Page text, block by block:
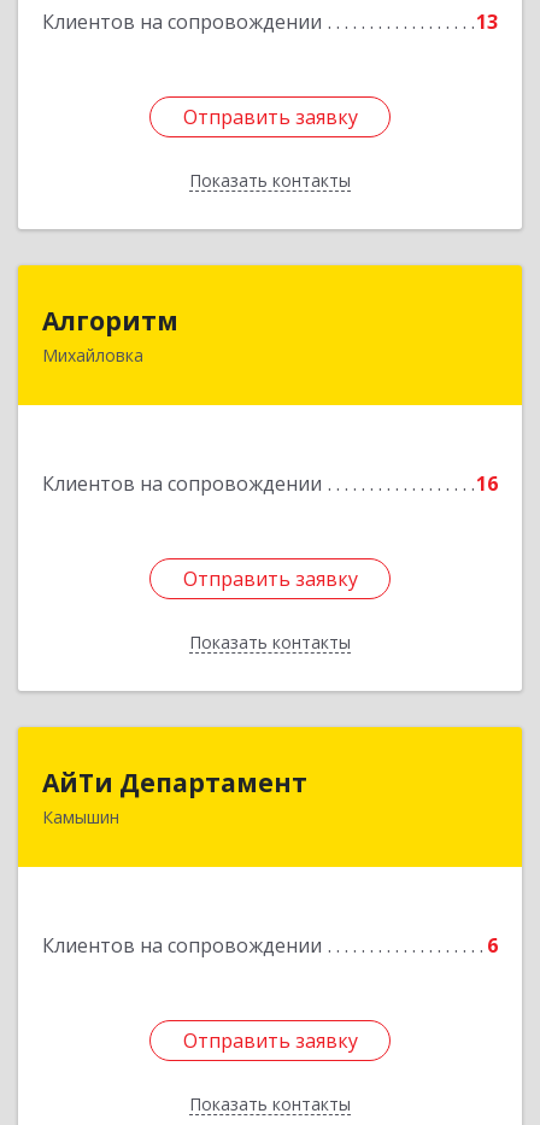
Клиентов на сопровождении 13
Отправить заявку
Показать контакты
Подробнее
Отправить заявку
Назад
Алгоритм
Михайловка
Клиентов на сопровождении 16
Отправить заявку
Показать контакты
Отправить заявку
Назад
АйТи Департамент
Камышин
Клиентов на сопровождении 6
Отправить заявку
Показать контакты
Отправить заявку
Назад